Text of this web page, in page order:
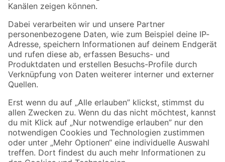
Folge uns
Zahlungsarten Versandarten
Sicher einkaufen
Jetzt die toom-App herunterladen